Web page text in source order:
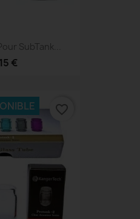
SubTank...
€
favorite_border